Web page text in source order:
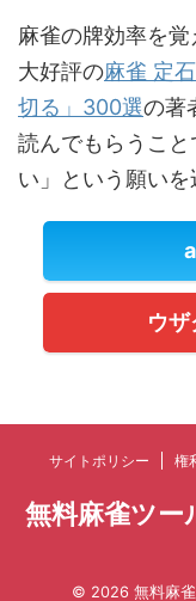
麻雀の牌効率を
大好評の麻雀 定
切る」300選の著
読んでもらうこ
い」という願いを
ウ
サイトポリシー 権
無料麻雀ツー
© 2026 無料麻雀